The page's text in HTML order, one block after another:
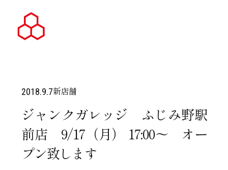
2018.9.7新店舗
ジャンクガレッジ ふじみ野駅
前店 9/17（月） 17:00～ オー
プン致します